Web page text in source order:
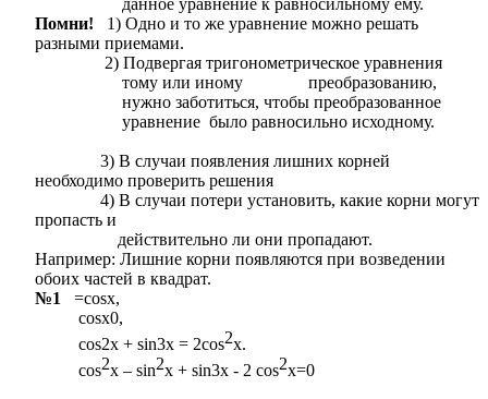
Помни! 1) Одно и то же уравнение можно решать
разными приемами.
2) Подвергая тригонометрическое уравнения
тому или иному преобразованию,
нужно заботиться, чтобы преобразованное
уравнение было равносильно исходному.
3) В случаи появления лишних корней
необходимо проверить решения
4) В случаи потери установить, какие корни могут
пропасть и
действительно ли они пропадают.
Например: Лишние корни появляются при возведении
обоих частей в квадрат.
№1
=cosx,
cosx0,
cos2x + sin3x = 2cos2x.
cos2x – sin2x + sin3x - 2 cos2x=0